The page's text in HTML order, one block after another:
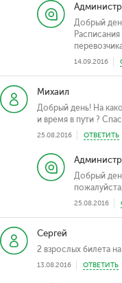
Добрый
14.09.2016
Михаил
Добрый день! На
и время в пути ?
25.08.2016 ОТВЕТИТЬ
Добрый
25.08.2016
Сергей
2 взрослых билета
13.08.2016 ОТВЕТИТЬ